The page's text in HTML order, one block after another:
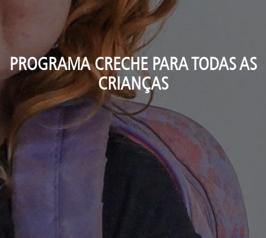
PROGRAMA CRECHE PARA TODAS AS
CRIANÇAS